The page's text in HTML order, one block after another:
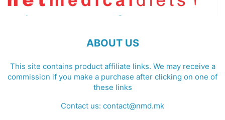
ABOUT US
This site contains product affiliate links. We may receive a
commission if you make a purchase after clicking on one of
these links
Contact us: contact@nmd.mk